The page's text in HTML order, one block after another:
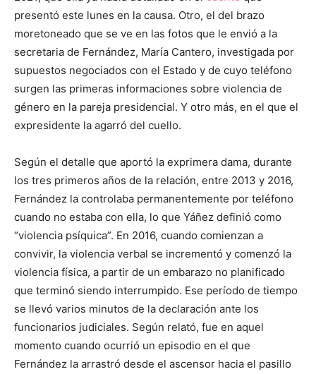
presentó este lunes en la causa. Otro, el del brazo
moretoneado que se ve en las fotos que le envió a la
secretaria de Fernández, María Cantero, investigada por
supuestos negociados con el Estado y de cuyo teléfono
surgen las primeras informaciones sobre violencia de
género en la pareja presidencial. Y otro más, en el que el
expresidente la agarró del cuello.
Según el detalle que aportó la exprimera dama, durante
los tres primeros años de la relación, entre 2013 y 2016,
Fernández la controlaba permanentemente por teléfono
cuando no estaba con ella, lo que Yáñez definió como
“violencia psíquica”. En 2016, cuando comienzan a
convivir, la violencia verbal se incrementó y comenzó la
violencia física, a partir de un embarazo no planificado
que terminó siendo interrumpido. Ese período de tiempo
se llevó varios minutos de la declaración ante los
funcionarios judiciales. Según relató, fue en aquel
momento cuando ocurrió un episodio en el que
Fernández la arrastró desde el ascensor hacia el pasillo